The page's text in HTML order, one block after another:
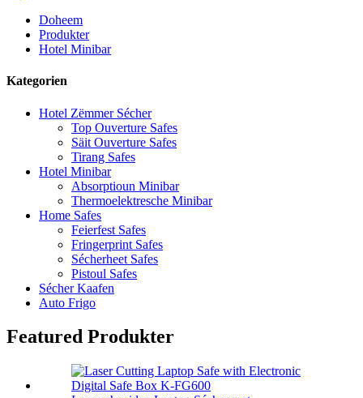
Doheem
Produkter
Hotel Minibar
Kategorien
Hotel Zëmmer Sécher
Top Ouverture Safes
Säit Ouverture Safes
Tirang Safes
Hotel Minibar
Absorptioun Minibar
Thermoelektresche Minibar
Home Safes
Feierfest Safes
Fringerprint Safes
Sécherheet Safes
Pistoul Safes
Sécher Kaafen
Auto Frigo
Featured Produkter